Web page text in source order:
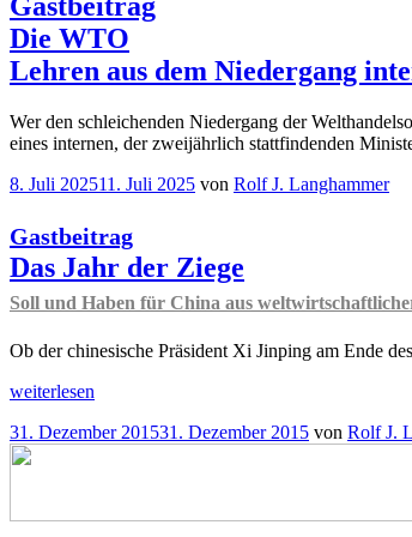
Gastbeitrag
Die WTO
Lehren aus dem Niedergang
Wer den schleichenden Niedergang der
eines internen, der zweijährlich stattfindenden
Veröffentlicht
8. Juli 202511. Juli 2025 von Rolf J. Langhammer
Gastbeitrag
Das Jahr der Ziege
Soll und Haben für China aus
Ob der chinesische Präsident Xi Jinping am Ende
„Gastbeitrag
Jahr
der
und
weiterlesen
Veröffentlicht
am
31. Dezember 201531. Dezember 2015 von Rolf J.